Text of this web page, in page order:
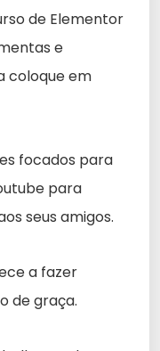
de Elementor
e
coloque em
focados para
para
seus amigos.
a fazer
de graça.